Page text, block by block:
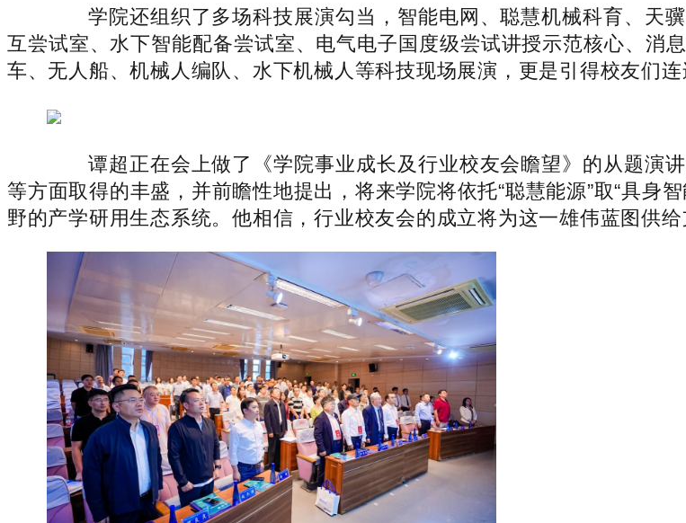
学院还组织了多场科技展演勾当，智能电网、聪慧机械科育、天
互尝试室、水下智能配备尝试室、电气电子国度级尝试讲授示范核心、消
车、无人船、机械人编队、水下机械人等科技现场展演，更是引得校友们连
谭超正在会上做了《学院事业成长及行业校友会瞻望》的从题演
等方面取得的丰盛，并前瞻性地提出，将来学院将依托“聪慧能源”取“具身
野的产学研用生态系统。他相信，行业校友会的成立将为这一雄伟蓝图供给